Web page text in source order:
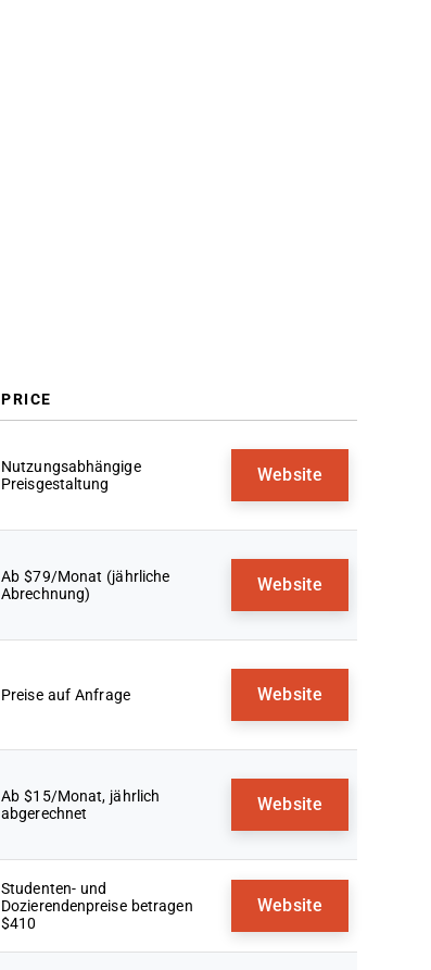
PRICE
Nutzungsabhängige
Preisgestaltung
Website
Ab $79/Monat (jährliche
Abrechnung)
Website
Preise auf Anfrage Website
Ab $15/Monat, jährlich
abgerechnet
Website
Studenten- und
Dozierendenpreise betragen
$410
Website